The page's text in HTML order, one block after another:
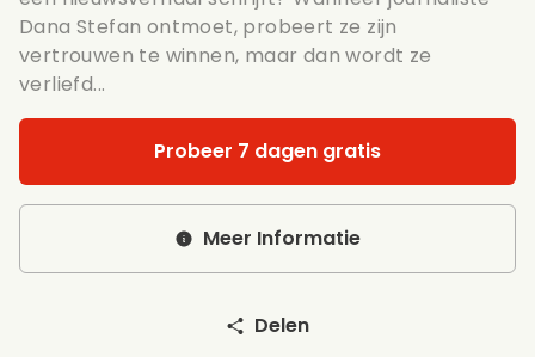
Dana Stefan ontmoet, probeert ze zijn
vertrouwen te winnen, maar dan wordt ze
verliefd...
Probeer 7 dagen gratis
Meer Informatie
Delen